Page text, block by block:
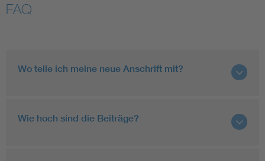
FAQ
Wo teile ich meine neue Anschrift mit?
Wie hoch sind die Beiträge?